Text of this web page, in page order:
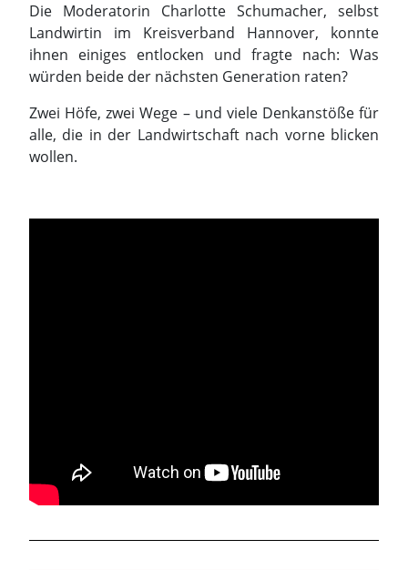
Die Moderatorin Charlotte Schumacher, selbst
Landwirtin im Kreisverband Hannover, konnte
ihnen einiges entlocken und fragte nach: Was
würden beide der nächsten Generation raten?
Zwei Höfe, zwei Wege – und viele Denkanstöße für
alle, die in der Landwirtschaft nach vorne blicken
wollen.